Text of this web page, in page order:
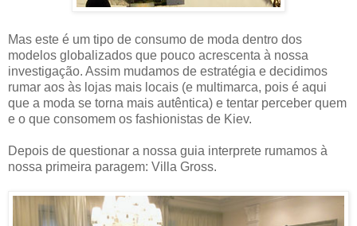
Mas este é um tipo de consumo de moda dentro dos
modelos globalizados que pouco acrescenta à nossa
investigação. Assim mudamos de estratégia e decidimos
rumar aos às lojas mais locais (e multimarca, pois é aqui
que a moda se torna mais autêntica) e tentar perceber quem
e o que consomem os fashionistas de Kiev.
Depois de questionar a nossa guia interprete rumamos à
nossa primeira paragem: Villa Gross.